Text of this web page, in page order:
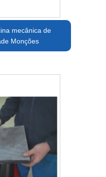
mecânica de
Monções